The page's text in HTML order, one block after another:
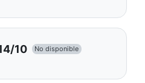
10 No disponible